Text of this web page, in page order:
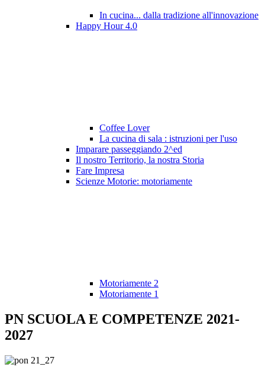
In cucina... dalla tradizione all'innovazione
Happy Hour 4.0
Coffee Lover
La cucina di sala : istruzioni per l'uso
Imparare passeggiando 2^ed
Il nostro Territorio, la nostra Storia
Fare Impresa
Scienze Motorie: motoriamente
Motoriamente 2
Motoriamente 1
PN SCUOLA E COMPETENZE 2021-
2027